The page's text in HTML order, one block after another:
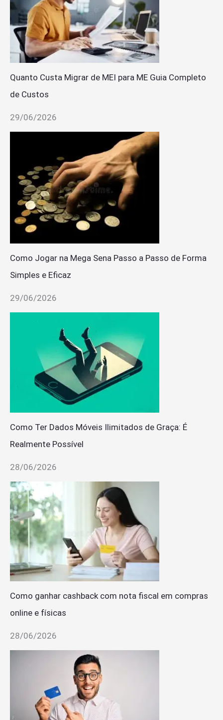
Quanto Custa Migrar de MEI para ME Guia Completo
de Custos
29/06/2026
Como Jogar na Mega Sena Passo a Passo de Forma
Simples e Eficaz
29/06/2026
Como Ter Dados Móveis Ilimitados de Graça: É
Realmente Possível
28/06/2026
Como ganhar cashback com nota fiscal em compras
online e físicas
28/06/2026